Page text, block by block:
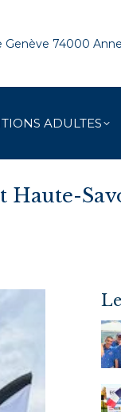
Genève 74000
ADULTES
Haute-